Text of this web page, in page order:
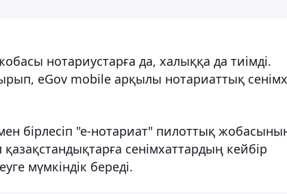
нотариустарға да, халыққа да тиімді.
eGov mobile арқылы нотариаттық
бірлесіп "е-нотариат" пилоттық
сенімхаттардың кейбір
мүмкіндік береді.